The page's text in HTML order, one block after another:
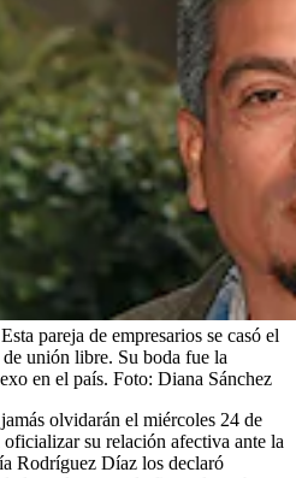
pareja de empresarios se casó el
unión libre. Su boda fue la
en el país. Foto: Diana Sánchez
olvidarán el miércoles 24 de
su relación afectiva ante la
Rodríguez Díaz los declaró